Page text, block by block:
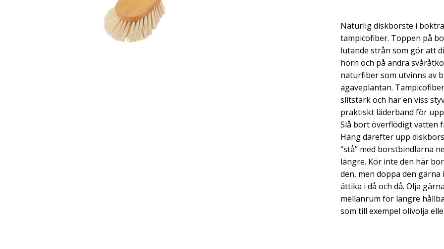
Naturlig diskborste i
tampicofiber. Toppen på
lutande strån som gör att
hörn och på andra
naturfiber som utvinns av
agaveplantan.
slitstark och har en viss
praktiskt läderband för
Slå bort överflödigt vatten
Häng därefter upp
“stå” med borstbindlarna
längre. Kör inte den här
den, men doppa den
ättika i då och då. Olja
mellanrum för längre
som till exempel olivolja